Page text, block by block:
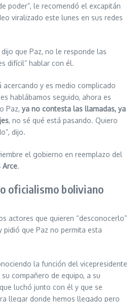
poder”, le recomendó el excapitán
viralizado este lunes en sus redes
que Paz, no le responde las
difícil” hablar con él.
acercando y es medio complicado
hablábamos seguido, ahora es
Paz, ya no contesta las llamadas, ya
, no sé qué está pasando. Quiero
dijo.
el gobierno en reemplazo del
Arce.
oficialismo boliviano
actores que quieren “desconocerlo”
pidió que Paz no permita esta
la función del vicepresidente
compañero de equipo, a su
luchó junto con él y que se
llegar donde hemos llegado pero